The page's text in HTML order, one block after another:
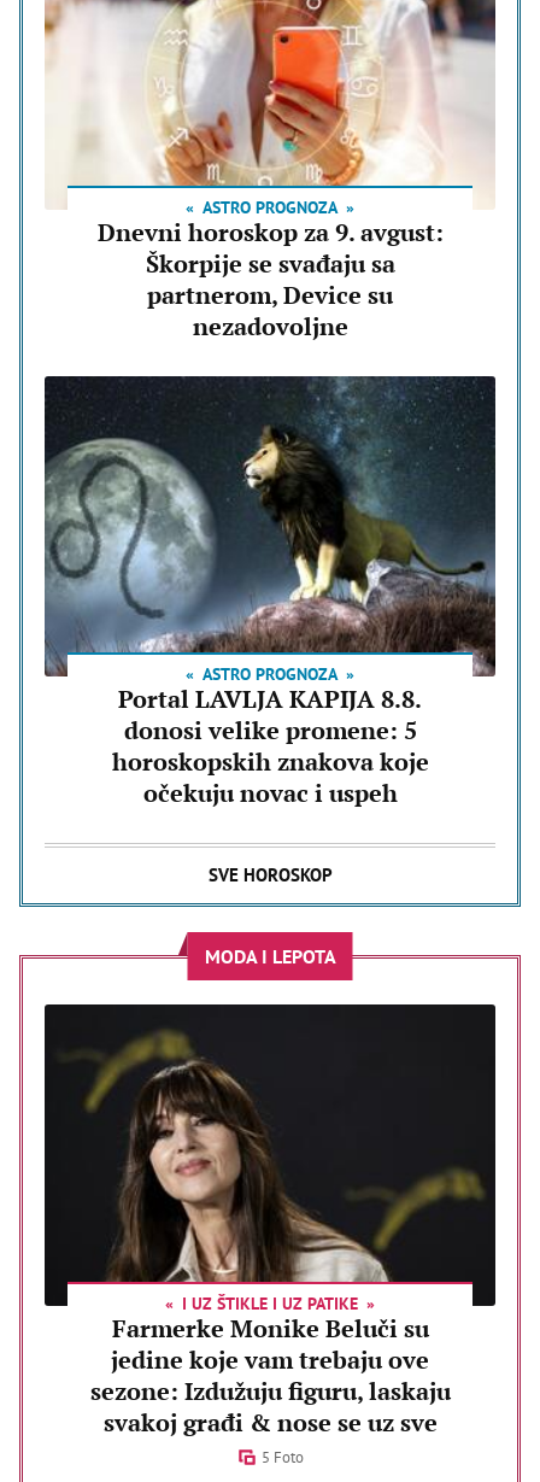
ASTRO PROGNOZA
Dnevni horoskop za 9. avgust:
Škorpije se svađaju sa
partnerom, Device su
nezadovoljne
ASTRO PROGNOZA
Portal LAVLJA KAPIJA 8.8.
donosi velike promene: 5
horoskopskih znakova koje
očekuju novac i uspeh
SVE HOROSKOP
MODA I LEPOTA
I UZ ŠTIKLE I UZ PATIKE
Farmerke Monike Beluči su
jedine koje vam trebaju ove
sezone: Izdužuju figuru, laskaju
svakoj građi & nose se uz sve
5 Foto